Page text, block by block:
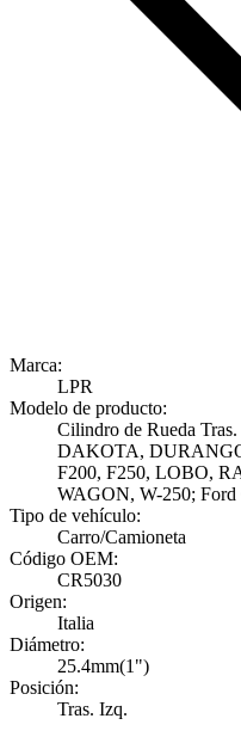
Marca:
LPR
Modelo de producto:
Cilindro de Rueda
DAKOTA,
F200, F250, LOBO,
WAGON, W-250;
Tipo de vehículo:
Carro/Camioneta
Código OEM:
CR5030
Origen:
Italia
Diámetro:
25.4mm(1")
Posición:
Tras. Izq.